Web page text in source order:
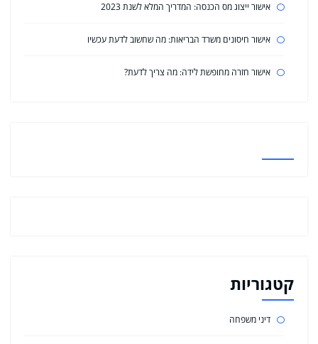
אישור ייצוג מס הכנסה: המדריך המלא לשנת 2023
אישור חיסונים משרד הבריאות: מה שחשוב לדעת עכשיו
אישור חזרה מחופשת לידה: מה צריך לדעת?
קטגוריות
דיני משפחה